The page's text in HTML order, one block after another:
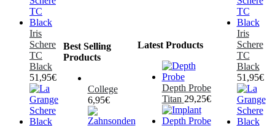
Iris
Schere
TC
Black
51,95€
Best Selling
Products
College
6,95€
Latest Products
Depth Probe
Titan 29,25€
Iris
Schere
TC
Black
51,95€